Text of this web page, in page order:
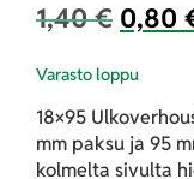
1,40€ 0,80
Varasto loppu
18×95
mm paksu ja 95
kolmelta sivulta